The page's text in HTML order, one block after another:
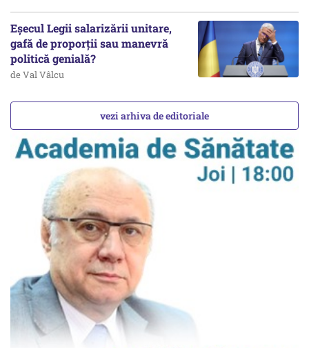
Eșecul Legii salarizării unitare,
gafă de proporții sau manevră
politică genială?
de Val Vâlcu
vezi arhiva de editoriale